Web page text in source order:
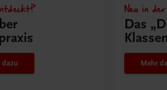
dazu
Neu in
Das
Mehr